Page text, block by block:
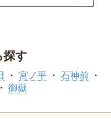
探す
宮ノ平
石神前
御嶽